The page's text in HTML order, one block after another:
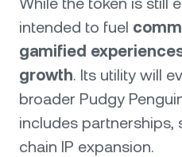
intended to fuel
gamified
growth. Its utility will
broader Pudgy
includes partnerships,
chain IP expansion.